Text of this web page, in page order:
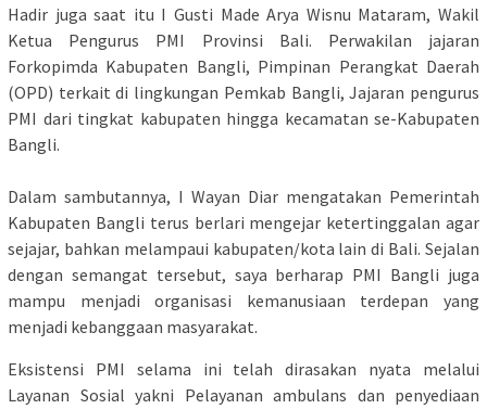
​Hadir juga saat itu I Gusti Made Arya Wisnu Mataram, Wakil
Ketua Pengurus PMI Provinsi Bali. Perwakilan jajaran
Forkopimda Kabupaten Bangli, Pimpinan Perangkat Daerah
(OPD) terkait di lingkungan Pemkab Bangli, Jajaran pengurus
PMI dari tingkat kabupaten hingga kecamatan se-Kabupaten
Bangli.
​Dalam sambutannya, I Wayan Diar mengatakan Pemerintah
Kabupaten Bangli terus berlari mengejar ketertinggalan agar
sejajar, bahkan melampaui kabupaten/kota lain di Bali. Sejalan
dengan semangat tersebut, saya berharap PMI Bangli juga
mampu menjadi organisasi kemanusiaan terdepan yang
menjadi kebanggaan masyarakat.
​Eksistensi PMI selama ini telah dirasakan nyata melalui
Layanan Sosial yakni Pelayanan ambulans dan penyediaan